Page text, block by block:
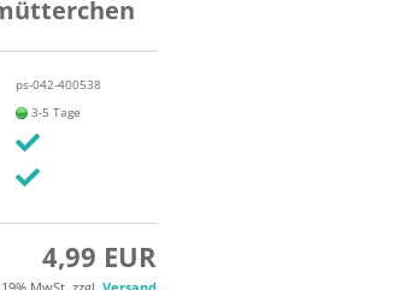
Konto erstellen
Passwort vergessen?
ps-042-400538
3-5 Tage
4,99 EUR